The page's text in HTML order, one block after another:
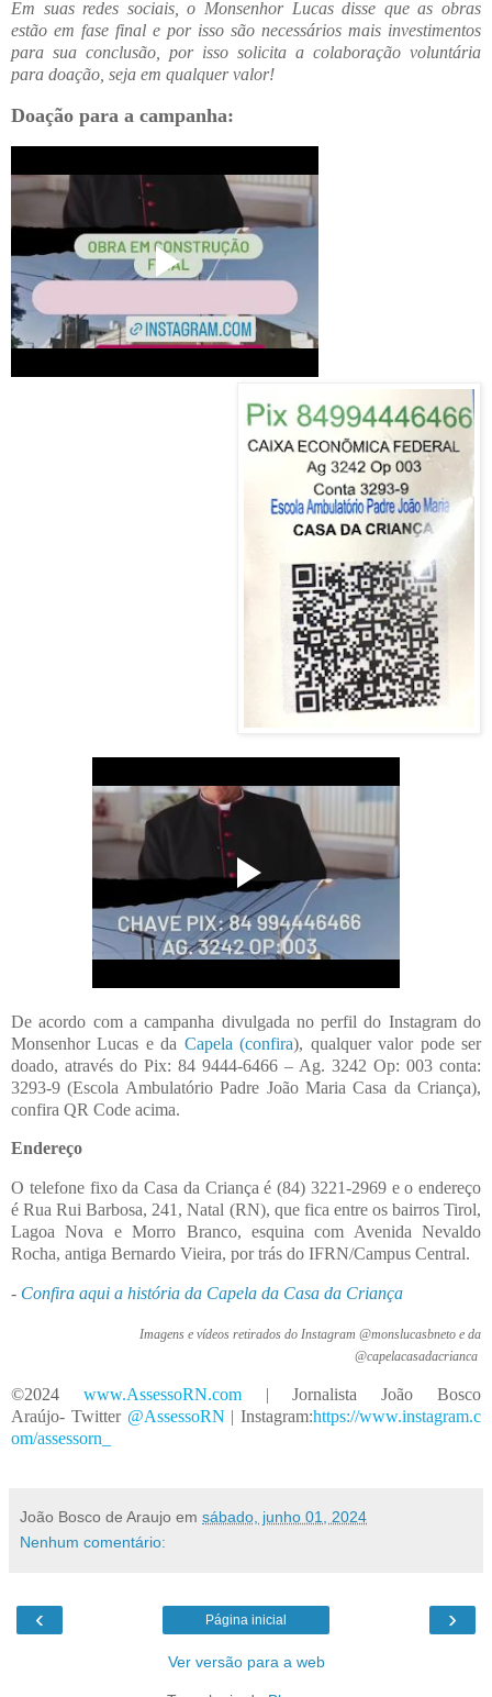
Em suas redes sociais, o Monsenhor Lucas disse que as obras
estão em fase final e por isso são necessários mais investimentos
para sua conclusão, por isso solicita a colaboração voluntária
para doação, seja em qualquer valor!
Doação para a campanha:
De acordo com a campanha divulgada no perfil do Instagram do
Monsenhor Lucas e da Capela (confira), qualquer valor pode ser
doado, através do Pix: 84 9444-6466 – Ag. 3242 Op: 003 conta:
3293-9 (Escola Ambulatório Padre João Maria Casa da Criança),
confira QR Code acima.
Endereço
O telefone fixo da Casa da Criança é (84) 3221-2969 e o endereço
é Rua Rui Barbosa, 241, Natal (RN), que fica entre os bairros Tirol,
Lagoa Nova e Morro Branco, esquina com Avenida Nevaldo
Rocha, antiga Bernardo Vieira, por trás do IFRN/Campus Central.
- Confira aqui a história da Capela da Casa da Criança
Imagens e vídeos retirados do Instagram @monslucasbneto e da
@capelacasadacrianca
©2024 www.AssessoRN.com| Jornalista João Bosco
Araújo- Twitter @AssessoRN | Instagram:https://www.instagram.c
om/assessorn
João Bosco de Araujo em sábado, junho 01, 2024
Nenhum comentário:
‹ ›
Página inicial
Ver versão para a web